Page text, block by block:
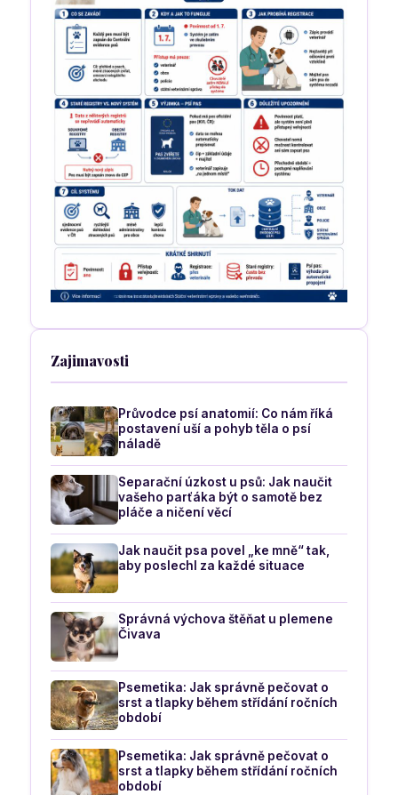
Zajimavosti
Průvodce psí anatomií: Co nám říká
postavení uší a pohyb těla o psí
náladě
Separační úzkost u psů: Jak naučit
vašeho parťáka být o samotě bez
pláče a ničení věcí
Jak naučit psa povel „ke mně“ tak,
aby poslechl za každé situace
Správná výchova štěňat u plemene
Čivava
Psemetika: Jak správně pečovat o
srst a tlapky během střídání ročních
období
Psemetika: Jak správně pečovat o
srst a tlapky během střídání ročních
období